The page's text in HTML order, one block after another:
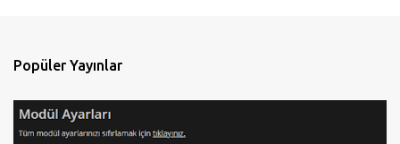
Popüler Yayınlar